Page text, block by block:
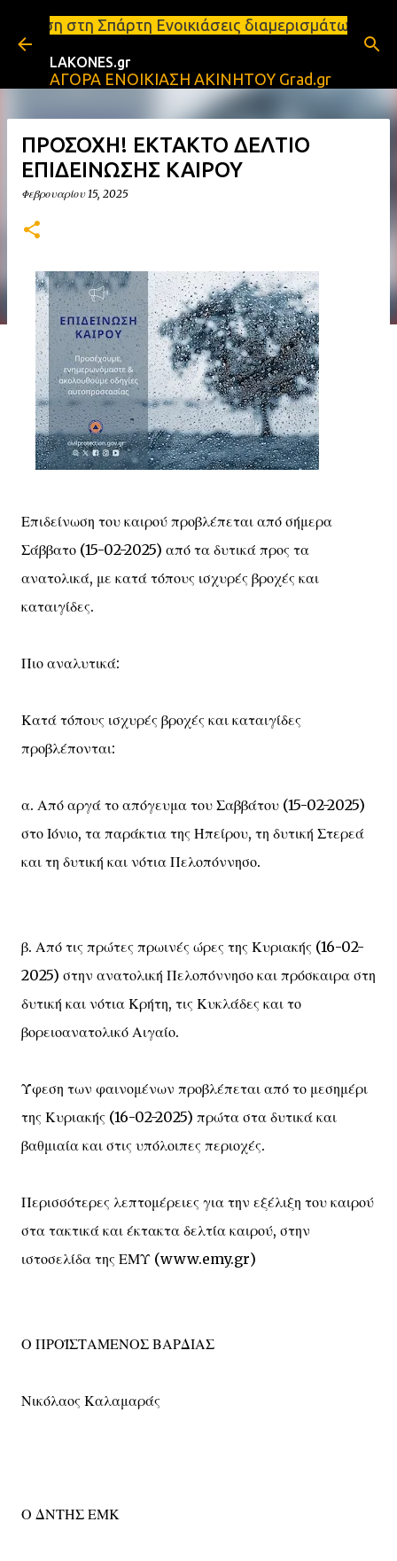
Μετάβαση στο κύριο περιεχόμενο
Ενοικιάσεις διαμερισμάτων Σπάρτη και
LAKONES.gr
ΑΓΟΡΑ ΕΝΟΙΚΙΑΣΗ ΑΚΙΝΗΤΟΥ Grad.gr
ΠΡΟΣΟΧΗ! ΕΚΤΑΚΤΟ ΔΕΛΤΙΟ
ΕΠΙΔΕΙΝΩΣΗΣ ΚΑΙΡΟΥ
Φεβρουαρίου 15, 2025
Επιδείνωση του καιρού προβλέπεται από σήμερα
Σάββατο (15-02-2025) από τα δυτικά προς τα
ανατολικά, με κατά τόπους ισχυρές βροχές και
καταιγίδες.
Πιο αναλυτικά:
Κατά τόπους ισχυρές βροχές και καταιγίδες
προβλέπονται:
α. Από αργά το απόγευμα του Σαββάτου (15-02-2025)
στο Ιόνιο, τα παράκτια της Ηπείρου, τη δυτική Στερεά
και τη δυτική και νότια Πελοπόννησο.
β. Από τις πρώτες πρωινές ώρες της Κυριακής (16-02-
2025) στην ανατολική Πελοπόννησο και πρόσκαιρα στη
δυτική και νότια Κρήτη, τις Κυκλάδες και το
βορειοανατολικό Αιγαίο.
Ύφεση των φαινομένων προβλέπεται από το μεσημέρι
της Κυριακής (16-02-2025) πρώτα στα δυτικά και
βαθμιαία και στις υπόλοιπες περιοχές.
Περισσότερες λεπτομέρειες για την εξέλιξη του καιρού
στα τακτικά και έκτακτα δελτία καιρού, στην
ιστοσελίδα της ΕΜΥ (www.emy.gr)
Ο ΠΡΟΪΣΤΑΜΕΝΟΣ ΒΑΡΔΙΑΣ
Νικόλαος Καλαμαράς
Ο ΔΝΤΗΣ ΕΜΚ